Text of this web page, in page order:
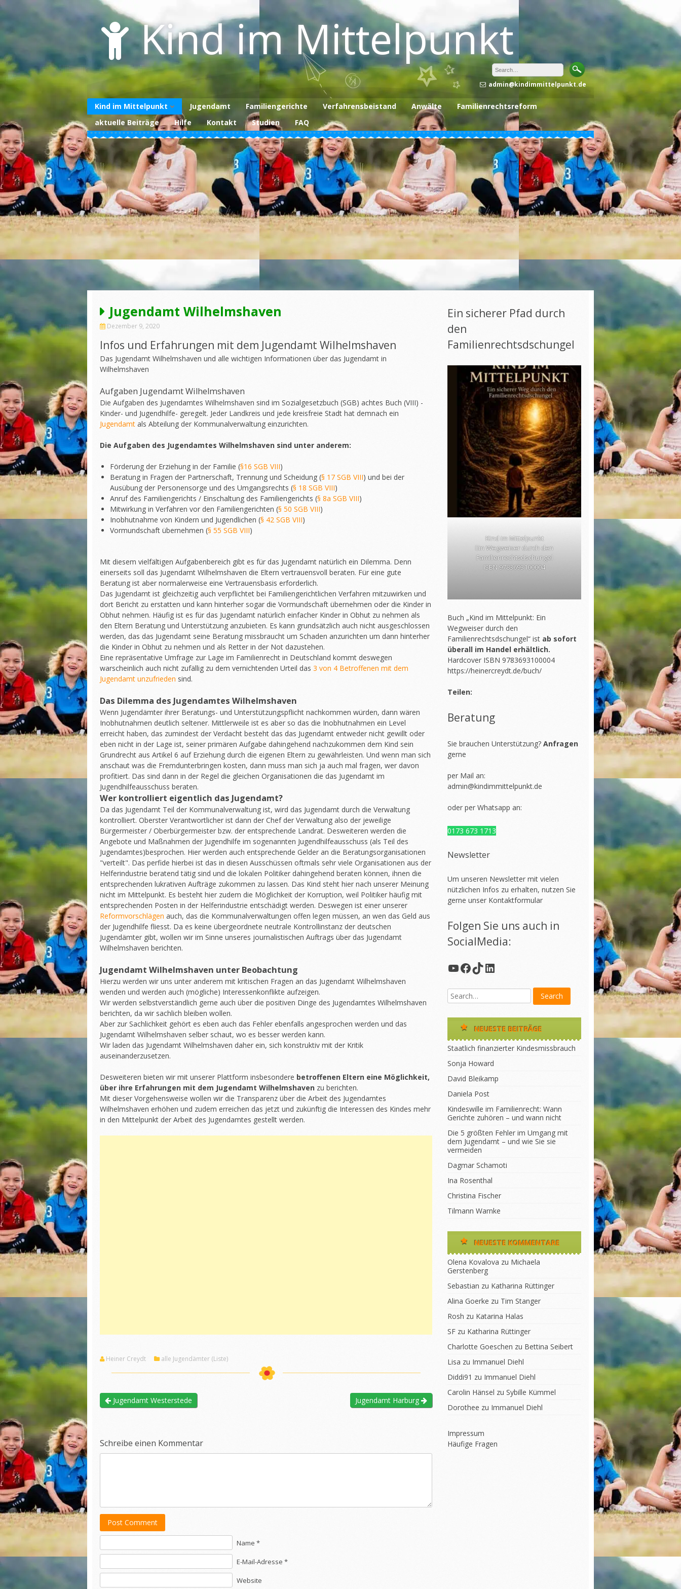
to
content
Kind im Mittelpunkt
admin@kindimmittelpunkt.de
Kind im Mittelpunkt
Über uns
Unterstützen Sie
uns
Datenschutzerklärung
Impressum
Jugendamt Familiengerichte Verfahrensbeistand Anwälte
Familienrechtsreform
aktuelle Beiträge
Hilfe Kontakt Studien FAQ
Jugendamt Wilhelmshaven
Dezember 9, 2020
Infos und Erfahrungen mit dem Jugendamt Wilhelmshaven
Das Jugendamt Wilhelmshaven und alle wichtigen Informationen über das Jugendamt in
Wilhelmshaven
Aufgaben Jugendamt Wilhelmshaven
Die Aufgaben des Jugendamtes Wilhelmshaven sind im Sozialgesetzbuch (SGB) achtes Buch (VIII) -
Kinder- und Jugendhilfe- geregelt. Jeder Landkreis und jede kreisfreie Stadt hat demnach ein
Jugendamt als Abteilung der Kommunalverwaltung einzurichten.
Die Aufgaben des Jugendamtes Wilhelmshaven sind unter anderem:
Förderung der Erziehung in der Familie (§16 SGB VIII)
Beratung in Fragen der Partnerschaft, Trennung und Scheidung (§ 17 SGB VIII) und bei der
Ausübung der Personensorge und des Umgangsrechts (§ 18 SGB VIII)
Anruf des Familiengerichts / Einschaltung des Familiengerichts (§ 8a SGB VIII)
Mitwirkung in Verfahren vor den Familiengerichten (§ 50 SGB VIII)
Inobhutnahme von Kindern und Jugendlichen (§ 42 SGB VIII)
Vormundschaft übernehmen (§ 55 SGB VIII)
Mit diesem vielfältigen Aufgabenbereich gibt es für das Jugendamt natürlich ein Dilemma. Denn
einerseits soll das Jugendamt Wilhelmshaven die Eltern vertrauensvoll beraten. Für eine gute
Beratung ist aber normalerweise eine Vertrauensbasis erforderlich.
Das Jugendamt ist gleichzeitig auch verpflichtet bei Familiengerichtlichen Verfahren mitzuwirken und
dort Bericht zu erstatten und kann hinterher sogar die Vormundschaft übernehmen oder die Kinder in
Obhut nehmen. Häufig ist es für das Jugendamt natürlich einfacher Kinder in Obhut zu nehmen als
den Eltern Beratung und Unterstützung anzubieten. Es kann grundsätzlich auch nicht ausgeschlossen
werden, das das Jugendamt seine Beratung missbraucht um Schaden anzurichten um dann hinterher
die Kinder in Obhut zu nehmen und als Retter in der Not dazustehen.
Eine repräsentative Umfrage zur Lage im Familienrecht in Deutschland kommt deswegen
warscheinlich auch nicht zufällig zu dem vernichtenden Urteil das 3 von 4 Betroffenen mit dem
Jugendamt unzufrieden sind.
Das Dilemma des Jugendamtes Wilhelmshaven
Wenn Jugendämter ihrer Beratungs- und Unterstützungspflicht nachkommen würden, dann wären
Inobhutnahmen deutlich seltener. Mittlerweile ist es aber so das die Inobhutnahmen ein Level
erreicht haben, das zumindest der Verdacht besteht das das Jugendamt entweder nicht gewillt oder
eben nicht in der Lage ist, seiner primären Aufgabe dahingehend nachzukommen dem Kind sein
Grundrecht aus Artikel 6 auf Erziehung durch die eigenen Eltern zu gewährleisten. Und wenn man sich
anschaut was die Fremdunterbringen kosten, dann muss man sich ja auch mal fragen, wer davon
profitiert. Das sind dann in der Regel die gleichen Organisationen die das Jugendamt im
Jugendhilfeausschuss beraten.
Wer kontrolliert eigentlich das Jugendamt?
Da das Jugendamt Teil der Kommunalverwaltung ist, wird das Jugendamt durch die Verwaltung
kontrolliert. Oberster Verantwortlicher ist dann der Chef der Verwaltung also der jeweilige
Bürgermeister / Oberbürgermeister bzw. der entsprechende Landrat. Desweiteren werden die
Angebote und Maßnahmen der Jugendhilfe im sogenannten Jugendhilfeausschuss (als Teil des
Jugendamtes)besprochen. Hier werden auch entsprechende Gelder an die Beratungsorganisationen
"verteilt". Das perfide hierbei ist das in diesen Ausschüssen oftmals sehr viele Organisationen aus der
Helferindustrie beratend tätig sind und die lokalen Politiker dahingehend beraten können, ihnen die
entsprechenden lukrativen Aufträge zukommen zu lassen. Das Kind steht hier nach unserer Meinung
nicht im Mittelpunkt. Es besteht hier zudem die Möglichkeit der Korruption, weil Politiker häufig mit
entsprechenden Posten in der Helferindustrie entschädigt werden. Deswegen ist einer unserer
Reformvorschlägen auch, das die Kommunalverwaltungen offen legen müssen, an wen das Geld aus
der Jugendhilfe fliesst. Da es keine übergeordnete neutrale Kontrollinstanz der deutschen
Jugendämter gibt, wollen wir im Sinne unseres journalistischen Auftrags über das Jugendamt
Wilhelmshaven berichten.
Jugendamt Wilhelmshaven unter Beobachtung
Hierzu werden wir uns unter anderem mit kritischen Fragen an das Jugendamt Wilhelmshaven
wenden und werden auch (mögliche) Interessenkonflikte aufzeigen.
Wir werden selbstverständlich gerne auch über die positiven Dinge des Jugendamtes Wilhelmshaven
berichten, da wir sachlich bleiben wollen.
Aber zur Sachlichkeit gehört es eben auch das Fehler ebenfalls angesprochen werden und das
Jugendamt Wilhelmshaven selber schaut, wo es besser werden kann.
Wir laden das Jugendamt Wilhelmshaven daher ein, sich konstruktiv mit der Kritik
auseinanderzusetzen.
Desweiteren bieten wir mit unserer Plattform insbesondere betroffenen Eltern eine Möglichkeit,
über ihre Erfahrungen mit dem Jugendamt Wilhelmshaven zu berichten.
Mit dieser Vorgehensweise wollen wir die Transparenz über die Arbeit des Jugendamtes
Wilhelmshaven erhöhen und zudem erreichen das jetzt und zukünftig die Interessen des Kindes mehr
in den Mittelpunkt der Arbeit des Jugendamtes gestellt werden.
Heiner Creydt alle Jugendämter (Liste)
Jugendamt Westerstede Jugendamt Harburg
Schreibe einen Kommentar
Post Comment
Name *
E-Mail-Adresse *
Website
Ein sicherer Pfad durch
den
Familienrechtsdschungel
Kind im Mittelpunkt
Ein Wegweiser durch den
Familienrechtsdschungel
ISBN 9783693100004
Buch „Kind im Mittelpunkt: Ein
Wegweiser durch den
Familienrechtsdschungel“ ist ab sofort
überall im Handel erhältlich.
Hardcover ISBN 9783693100004
https://heinercreydt.de/buch/
Teilen:
Beratung
Sie brauchen Unterstützung? Anfragen
gerne
per Mail an:
admin@kindimmittelpunkt.de
oder per Whatsapp an:
0173 673 1713
Newsletter
Um unseren Newsletter mit vielen
nützlichen Infos zu erhalten, nutzen Sie
gerne unser Kontaktformular
Folgen Sie uns auch in
SocialMedia:
YouTube
Facebook
TikTok
LinkedIn
NEUESTE BEITRÄGE
Staatlich finanzierter Kindesmissbrauch
Sonja Howard
David Bleikamp
Daniela Post
Kindeswille im Familienrecht: Wann
Gerichte zuhören – und wann nicht
Die 5 größten Fehler im Umgang mit
dem Jugendamt – und wie Sie sie
vermeiden
Dagmar Schamoti
Ina Rosenthal
Christina Fischer
Tilmann Warnke
NEUESTE KOMMENTARE
Olena Kovalova zu Michaela
Gerstenberg
Sebastian zu Katharina Rüttinger
Alina Goerke zu Tim Stanger
Rosh zu Katarina Halas
SF zu Katharina Rüttinger
Charlotte Goeschen zu Bettina Seibert
Lisa zu Immanuel Diehl
Diddi91 zu Immanuel Diehl
Carolin Hänsel zu Sybille Kümmel
Dorothee zu Immanuel Diehl
Impressum
Häufige Fragen